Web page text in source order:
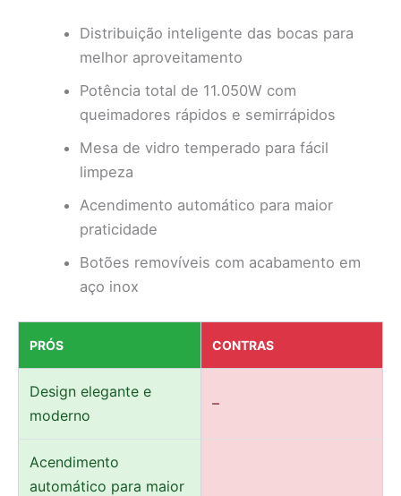
Distribuição inteligente das bocas para
melhor aproveitamento
Potência total de 11.050W com
queimadores rápidos e semirrápidos
Mesa de vidro temperado para fácil
limpeza
Acendimento automático para maior
praticidade
Botões removíveis com acabamento em
aço inox
PRÓS CONTRAS
Design elegante e
moderno
–
Acendimento
automático para maior